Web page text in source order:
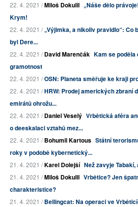
22. 4. 2021 /Miloš Dokulil „Náše dělo
Krym!
22. 4. 2021 /„Výjimka, a nikoliv pravidlo“: Co
byl Dere...
22. 4. 2021 /David Marenčák Kam se
gramotnost
22. 4. 2021 /OSN: Planeta směřuje ke kraji
22. 4. 2021 /HRW: Prodej amerických zbraní
emirátů ohrožu...
22. 4. 2021 /Daniel Veselý Vrbětická aféra
o deeskalaci vztahů mez...
22. 4. 2021 /Bohumil Kartous Státní
roky v podobě kybernetický...
21. 4. 2021 /Karel Dolejší Než zavyje
21. 4. 2021 /Miloš Dokulil Vrbětice? Jen
charakteristice?
21. 4. 2021 /Bellingcat: Na operaci ve